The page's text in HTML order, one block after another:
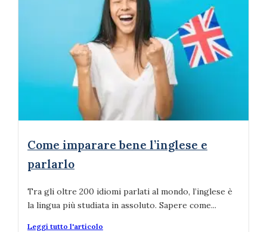
Come imparare bene l’inglese e
parlarlo
Tra gli oltre 200 idiomi parlati al mondo, l’inglese è
la lingua più studiata in assoluto. Sapere come...
Leggi tutto l'articolo